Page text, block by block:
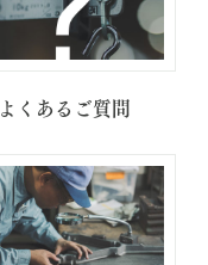
よくあるご質問